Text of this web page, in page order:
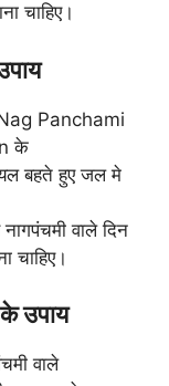
चाहिए।
Nag Panchami
के
बहते हुए जल मे
वाले दिन
चाहिए।
उपाय
वाले